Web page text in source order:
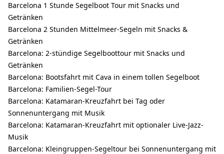
Barcelona 1 Stunde Segelboot Tour mit Snacks und
Getränken
Barcelona 2 Stunden Mittelmeer-Segeln mit Snacks &
Getränken
Barcelona: 2-stündige Segelboottour mit Snacks und
Getränken
Barcelona: Bootsfahrt mit Cava in einem tollen Segelboot
Barcelona: Familien-Segel-Tour
Barcelona: Katamaran-Kreuzfahrt bei Tag oder
Sonnenuntergang mit Musik
Barcelona: Katamaran-Kreuzfahrt mit optionaler Live-Jazz-
Musik
Barcelona: Kleingruppen-Segeltour bei Sonnenuntergang mit